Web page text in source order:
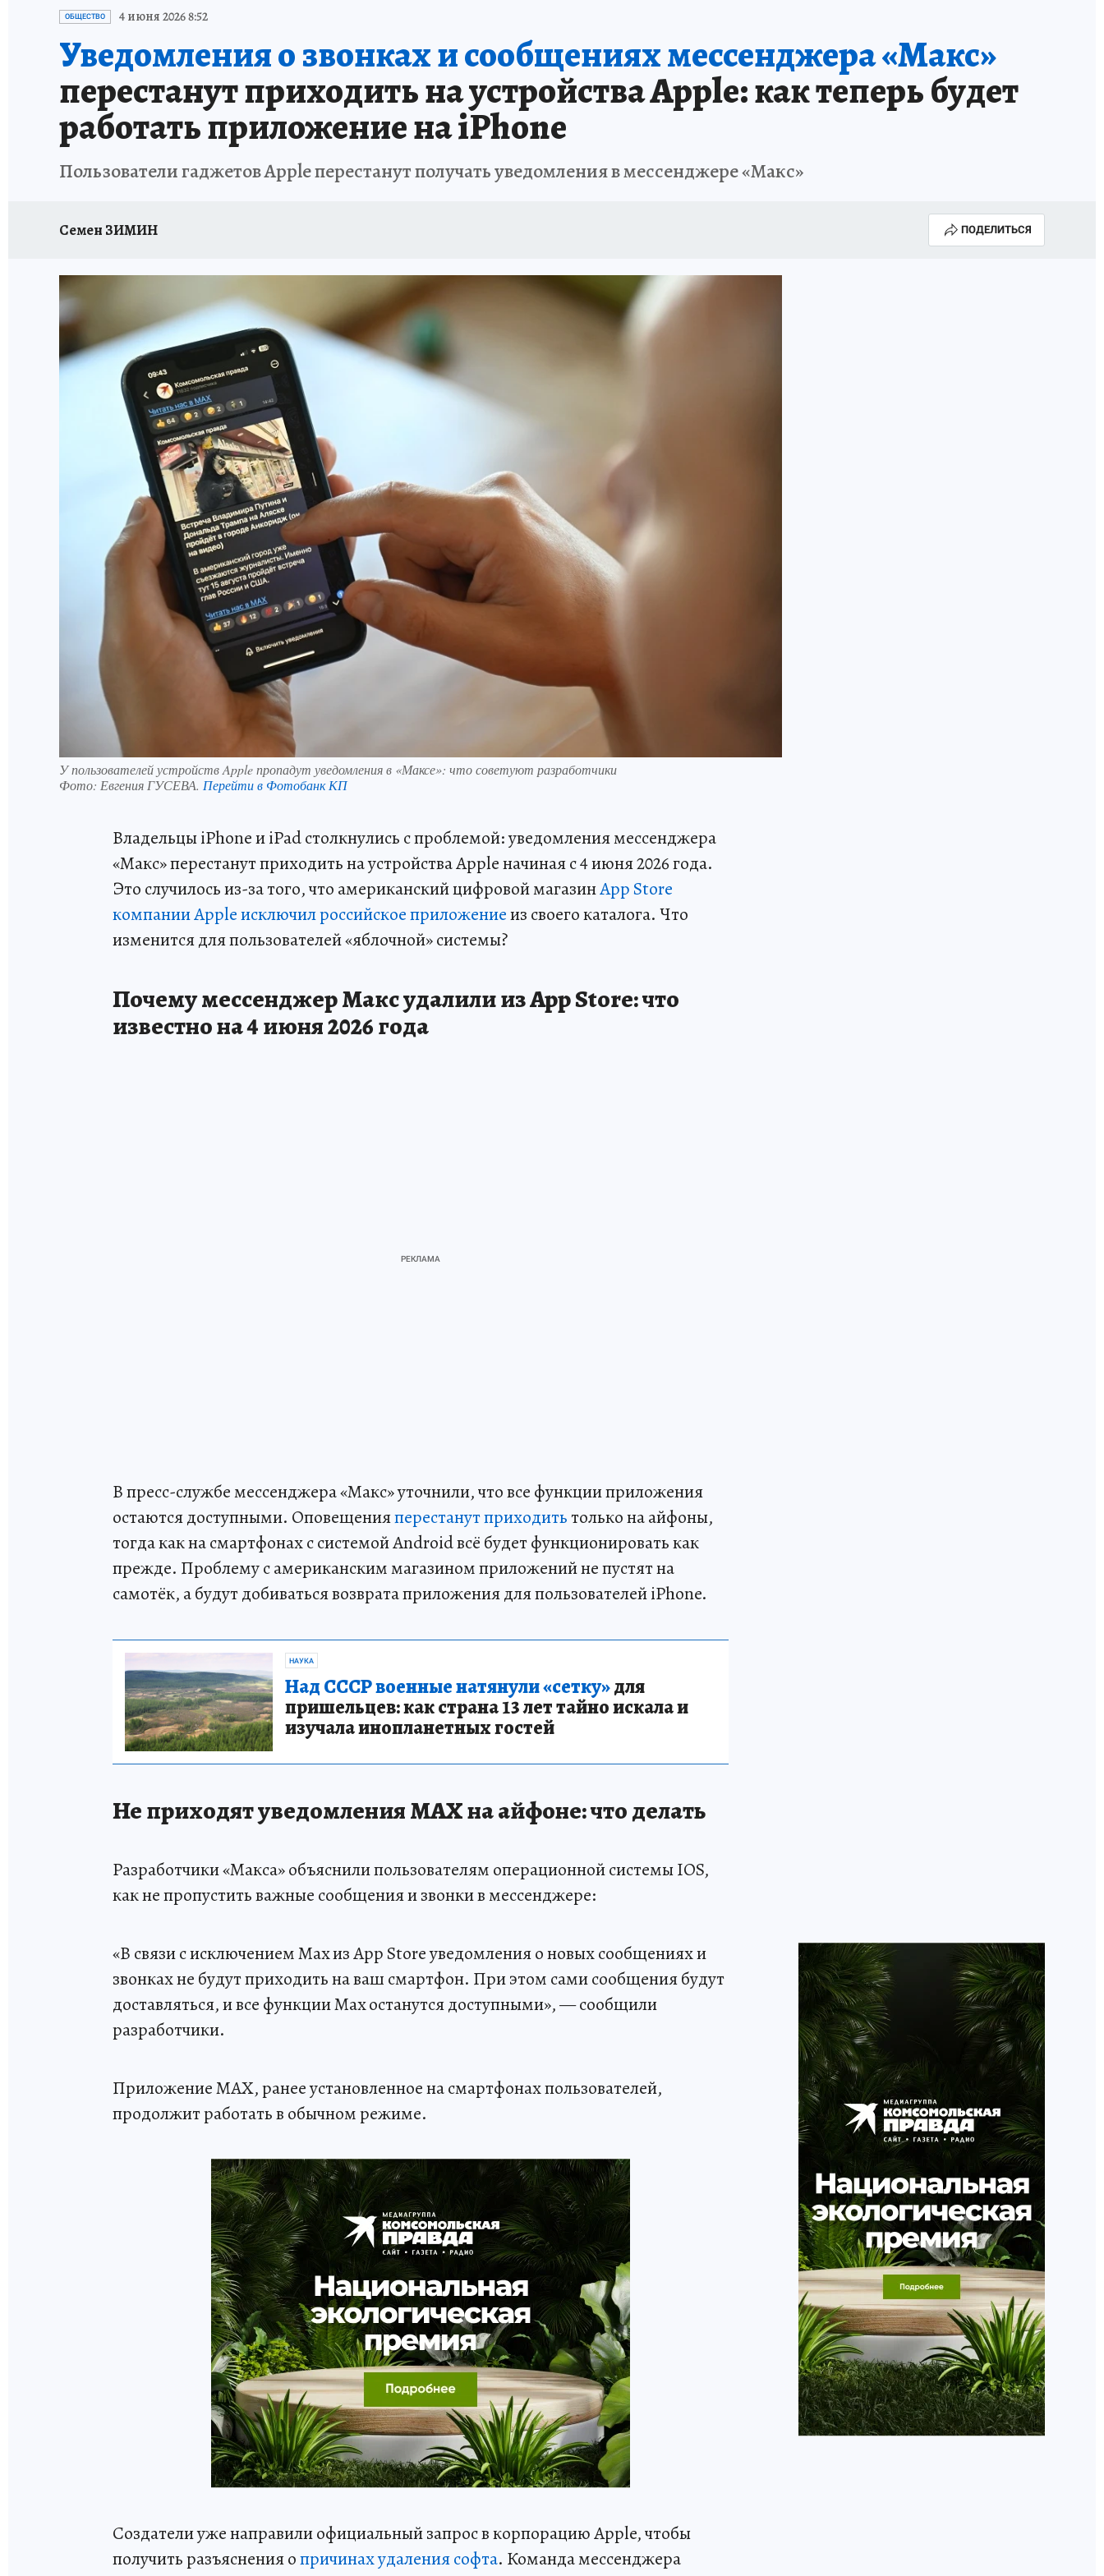
ИСПЫТАНО НА СЕБЕ
ОБЩЕСТВО 4 июня 2026 8:52
Уведомления о звонках и сообщениях мессенджера «Макс»
перестанут приходить на устройства Apple: как теперь будет
работать приложение на iPhone
Пользователи гаджетов Apple перестанут получать уведомления в мессенджере «Макс»
Семен ЗИМИН ПОДЕЛИТЬСЯ
У пользователей устройств Apple пропадут уведомления в «Максе»: что советуют разработчики
Фото: Евгения ГУСЕВА. Перейти в Фотобанк КП
Владельцы iPhone и iPad столкнулись с проблемой: уведомления мессенджера
«Макс» перестанут приходить на устройства Apple начиная с 4 июня 2026 года.
Это случилось из-за того, что американский цифровой магазинApp Store
компании Apple исключил российское приложениеиз своего каталога. Что
изменится для пользователей «яблочной» системы?
Почему мессенджер Макс удалили из App Store: что
известно на 4 июня 2026 года
В пресс-службе мессенджера «Макс» уточнили, что все функции приложения
остаются доступными. Оповещенияперестанут приходитьтолько на айфоны,
тогда как на смартфонах с системой Android всё будет функционировать как
прежде. Проблему с американским магазином приложений не пустят на
самотёк, а будут добиваться возврата приложения для пользователей iPhone.
НАУКА
Над СССР военные натянули «сетку»для
пришельцев: как страна 13 лет тайно искала и
изучала инопланетных гостей
Не приходят уведомления MAX на айфоне: что делать
Разработчики «Макса» объяснили пользователям операционной системы IOS,
как не пропустить важные сообщения и звонки в мессенджере:
«В связи с исключением Max из App Store уведомления о новых сообщениях и
звонках не будут приходить на ваш смартфон. При этом сами сообщения будут
доставляться, и все функции Мax останутся доступными», — сообщили
разработчики.
Приложение MAX, ранее установленное на смартфонах пользователей,
продолжит работать в обычном режиме.
Создатели уже направили официальный запрос в корпорацию Apple, чтобы
получить разъяснения опричинах удаления софта. Команда мессенджера